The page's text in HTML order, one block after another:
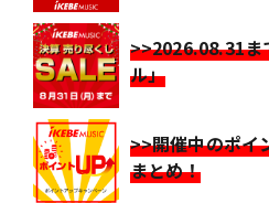
>>2026.08.31ま
ル」
>>開催中のポイ
まとめ！